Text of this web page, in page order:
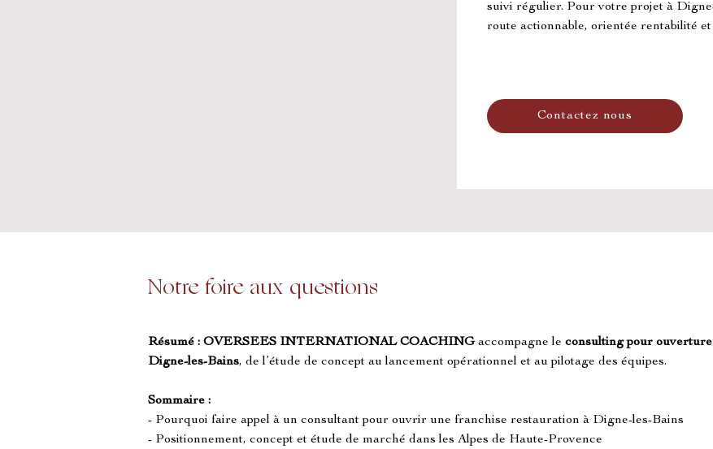
suivi régulier. Pour votre projet à
route actionnable, orientée rentabilité
Contactez nous
Notre foire aux questions
Résumé : OVERSEES INTERNATIONAL COACHING accompagne le consulting pour
Digne-les-Bains, de l’étude de concept au lancement opérationnel et au pilotage des équipes.
Sommaire :
- Pourquoi faire appel à un consultant pour ouvrir une franchise restauration à Digne-les-Bains
- Positionnement, concept et étude de marché dans les Alpes de Haute-Provence